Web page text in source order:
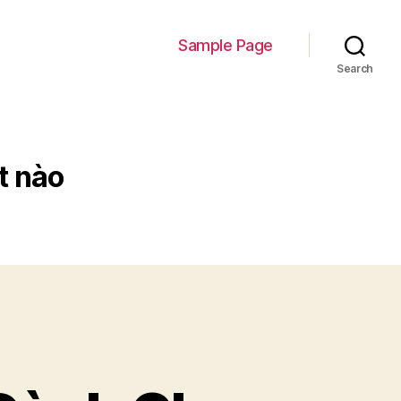
Sample Page
Search
nào